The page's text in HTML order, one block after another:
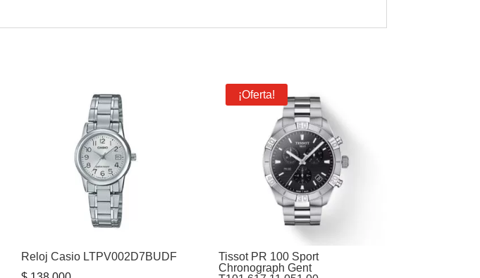
Reloj Casio LTPV002D7BUDF
¡Oferta!
Tissot PR 100 Sport
Chronograph Gent